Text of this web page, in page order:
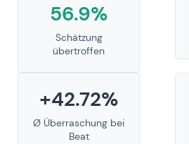
56.9%
Schätzung
übertroffen
+42.72%
Ø Überraschung bei
Beat